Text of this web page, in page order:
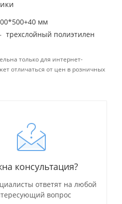
мм
трехслойный полиэтилен
только для интернет-
отличаться от цен в розничных
консультация?
ответят на любой
вопрос